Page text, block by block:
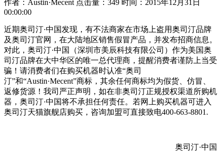
作者：Austin·Mecent 点击量：349 时间：2015年12月31日
00:00:00
近期奥司汀·中国发现，有不法商家在市场上盗用奥司汀品牌
及奥司汀官网，在大陆地区销售假冒产品，并发布招商信息。
对此，奥司汀·中国（深圳市美辰科技有限公司）作为美国奥
司汀品牌在大中华区的唯一总代理商，提醒消费者谨防上当受
骗！请消费者们在购买机器时认准“奥司
汀”和“Austin·Mecent”商标，其余任何商标均为假货、仿冒、
返修货源！我司严正声明，如在非奥司汀正规授权渠道所购机
器，奥司汀·中国将不承担任何责任。若网上购买机器可进入
奥司汀天猫旗舰店购买，咨询加盟可直接致电400-663-8801.
奥司汀·中国